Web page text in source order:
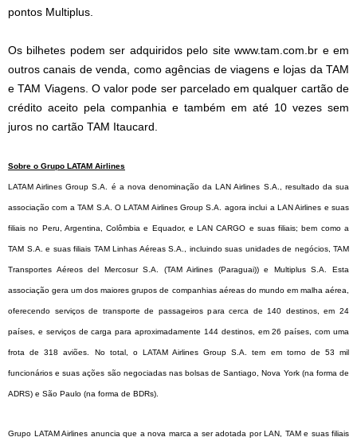
pontos Multiplus.
Os bilhetes podem ser adquiridos pelo sitewww.tam.com.br e em
outros canais de venda, como agências de viagens e lojas da TAM
e TAM Viagens. O valor pode ser parcelado em qualquer cartão de
crédito aceito pela companhia e também em até 10 vezes sem
juros no cartão TAM Itaucard.
Sobre o Grupo LATAM Airlines
LATAM Airlines Group S.A. é a nova denominação da LAN Airlines S.A., resultado da sua
associação com a TAM S.A. O LATAM Airlines Group S.A. agora inclui a LAN Airlines e suas
filiais no Peru, Argentina, Colômbia e Equador, e LAN CARGO e suas filiais; bem como a
TAM S.A. e suas filiais TAM Linhas Aéreas S.A., incluindo suas unidades de negócios, TAM
Transportes Aéreos del Mercosur S.A. (TAM Airlines (Paraguai)) e Multiplus S.A. Esta
associação gera um dos maiores grupos de companhias aéreas do mundo em malha aérea,
oferecendo serviços de transporte de passageiros para cerca de 140 destinos, em 24
países, e serviços de carga para aproximadamente 144 destinos, em 26 países, com uma
frota de 318 aviões. No total, o LATAM Airlines Group S.A. tem em torno de 53 mil
funcionários e suas ações são negociadas nas bolsas de Santiago, Nova York (na forma de
ADRS) e São Paulo (na forma de BDRs).
Grupo LATAM Airlines anuncia que a nova marca a ser adotada por LAN, TAM e suas filiais